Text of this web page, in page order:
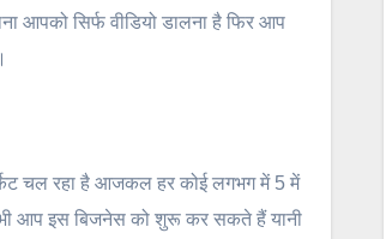
आपको सिर्फ वीडियो डालना है फिर आप
चल रहा है आजकल हर कोई लगभग में 5 में
आप इस बिजनेस को शुरू कर सकते हैं यानी